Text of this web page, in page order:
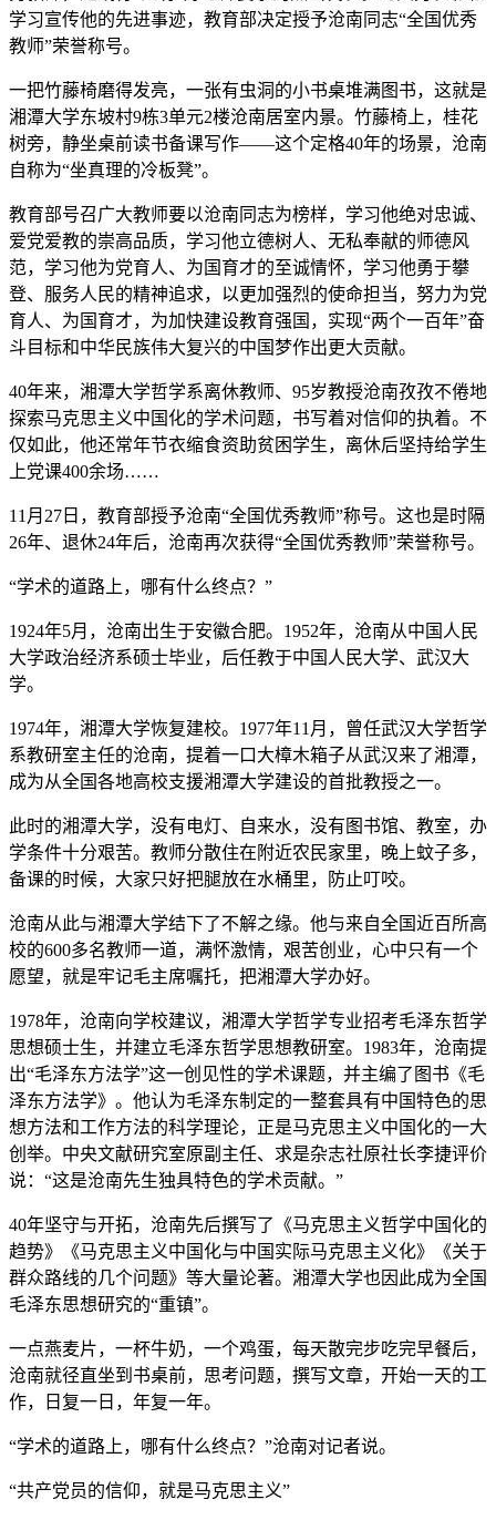
学习宣传他的先进事迹，教育部决定授予沧南同志“全国优秀
教师”荣誉称号。
一把竹藤椅磨得发亮，一张有虫洞的小书桌堆满图书，这就是
湘潭大学东坡村9栋3单元2楼沧南居室内景。竹藤椅上，桂花
树旁，静坐桌前读书备课写作——这个定格40年的场景，沧南
自称为“坐真理的冷板凳”。
教育部号召广大教师要以沧南同志为榜样，学习他绝对忠诚、
爱党爱教的崇高品质，学习他立德树人、无私奉献的师德风
范，学习他为党育人、为国育才的至诚情怀，学习他勇于攀
登、服务人民的精神追求，以更加强烈的使命担当，努力为党
育人、为国育才，为加快建设教育强国，实现“两个一百年”奋
斗目标和中华民族伟大复兴的中国梦作出更大贡献。
40年来，湘潭大学哲学系离休教师、95岁教授沧南孜孜不倦地
探索马克思主义中国化的学术问题，书写着对信仰的执着。不
仅如此，他还常年节衣缩食资助贫困学生，离休后坚持给学生
上党课400余场……
11月27日，教育部授予沧南“全国优秀教师”称号。这也是时隔
26年、退休24年后，沧南再次获得“全国优秀教师”荣誉称号。
“学术的道路上，哪有什么终点？”
1924年5月，沧南出生于安徽合肥。1952年，沧南从中国人民
大学政治经济系硕士毕业，后任教于中国人民大学、武汉大
学。
1974年，湘潭大学恢复建校。1977年11月，曾任武汉大学哲学
系教研室主任的沧南，提着一口大樟木箱子从武汉来了湘潭，
成为从全国各地高校支援湘潭大学建设的首批教授之一。
此时的湘潭大学，没有电灯、自来水，没有图书馆、教室，办
学条件十分艰苦。教师分散住在附近农民家里，晚上蚊子多，
备课的时候，大家只好把腿放在水桶里，防止叮咬。
沧南从此与湘潭大学结下了不解之缘。他与来自全国近百所高
校的600多名教师一道，满怀激情，艰苦创业，心中只有一个
愿望，就是牢记毛主席嘱托，把湘潭大学办好。
1978年，沧南向学校建议，湘潭大学哲学专业招考毛泽东哲学
思想硕士生，并建立毛泽东哲学思想教研室。1983年，沧南提
出“毛泽东方法学”这一创见性的学术课题，并主编了图书《毛
泽东方法学》。他认为毛泽东制定的一整套具有中国特色的思
想方法和工作方法的科学理论，正是马克思主义中国化的一大
创举。中央文献研究室原副主任、求是杂志社原社长李捷评价
说：“这是沧南先生独具特色的学术贡献。”
40年坚守与开拓，沧南先后撰写了《马克思主义哲学中国化的
趋势》《马克思主义中国化与中国实际马克思主义化》《关于
群众路线的几个问题》等大量论著。湘潭大学也因此成为全国
毛泽东思想研究的“重镇”。
一点燕麦片，一杯牛奶，一个鸡蛋，每天散完步吃完早餐后，
沧南就径直坐到书桌前，思考问题，撰写文章，开始一天的工
作，日复一日，年复一年。
“学术的道路上，哪有什么终点？”沧南对记者说。
“共产党员的信仰，就是马克思主义”